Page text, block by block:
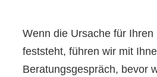
Wenn die Ursache für Ihren
feststeht, führen wir mit
Beratungsgespräch, bevor